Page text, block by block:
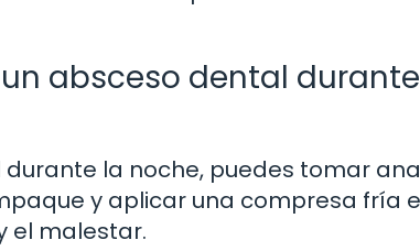
absceso dental
la noche, puedes tomar
y aplicar una compresa fría
el malestar.